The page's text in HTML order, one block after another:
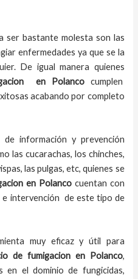
ser bastante molesta son las
enfermedades ya que se la
De igual manera quienes
en Polancocumplen
acabando por completo
de información y prevención
las cucarachas, los chinches,
las pulgas, etc, quienes se
en Polancocuentan con
e intervención de este tipo de
muy eficaz y útil para
de fumigacion en Polanco,
en el dominio de fungicidas,